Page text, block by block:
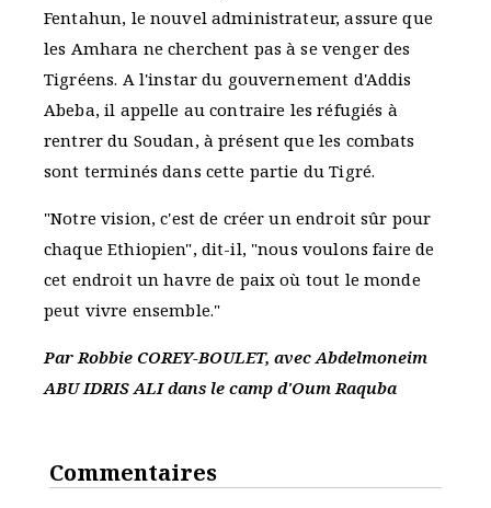
Fentahun, le nouvel administrateur, assure que
les Amhara ne cherchent pas à se venger des
Tigréens. A l'instar du gouvernement d'Addis
Abeba, il appelle au contraire les réfugiés à
rentrer du Soudan, à présent que les combats
sont terminés dans cette partie du Tigré.
"Notre vision, c'est de créer un endroit sûr pour
chaque Ethiopien", dit-il, "nous voulons faire de
cet endroit un havre de paix où tout le monde
peut vivre ensemble."
Par Robbie COREY-BOULET, avec Abdelmoneim
ABU IDRIS ALI dans le camp d'Oum Raquba
Commentaires